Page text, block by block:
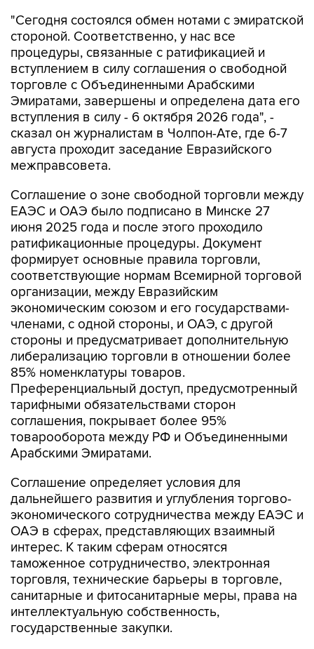
"Сегодня состоялся обмен нотами с эмиратской
стороной. Соответственно, у нас все
процедуры, связанные с ратификацией и
вступлением в силу соглашения о свободной
торговле с Объединенными Арабскими
Эмиратами, завершены и определена дата его
вступления в силу - 6 октября 2026 года", -
сказал он журналистам в Чолпон-Ате, где 6-7
августа проходит заседание Евразийского
межправсовета.
Соглашение о зоне свободной торговли между
ЕАЭС и ОАЭ было подписано в Минске 27
июня 2025 года и после этого проходило
ратификационные процедуры. Документ
формирует основные правила торговли,
соответствующие нормам Всемирной торговой
организации, между Евразийским
экономическим союзом и его государствами-
членами, с одной стороны, и ОАЭ, с другой
стороны и предусматривает дополнительную
либерализацию торговли в отношении более
85% номенклатуры товаров.
Преференциальный доступ, предусмотренный
тарифными обязательствами сторон
соглашения, покрывает более 95%
товарооборота между РФ и Объединенными
Арабскими Эмиратами.
Соглашение определяет условия для
дальнейшего развития и углубления торгово-
экономического сотрудничества между ЕАЭС и
ОАЭ в сферах, представляющих взаимный
интерес. К таким сферам относятся
таможенное сотрудничество, электронная
торговля, технические барьеры в торговле,
санитарные и фитосанитарные меры, права на
интеллектуальную собственность,
государственные закупки.